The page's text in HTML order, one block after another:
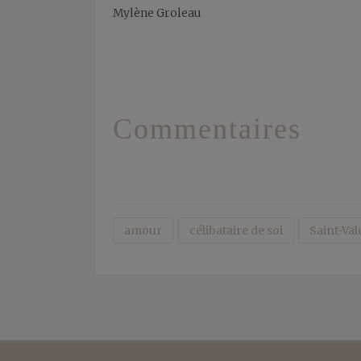
Mylène Groleau
Commentaires
amour célibataire de soi Saint-